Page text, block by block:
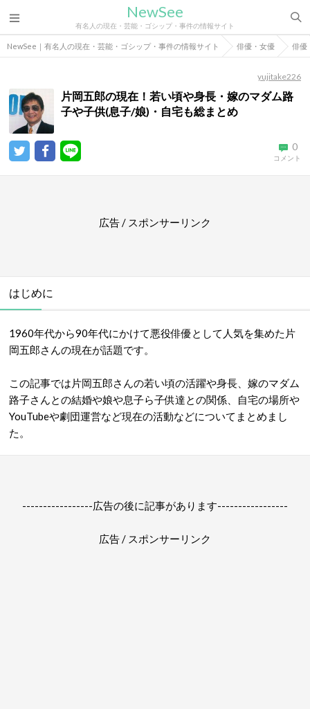
NewSee
有名人の現在・芸能・ゴシップ・事件の情報サイト
NewSee｜有名人の現在・芸能・ゴシップ・事件の情報サイト 俳優・女優 俳優
yujitake226
片岡五郎の現在！若い頃や身長・嫁のマダム路
子や子供(息子/娘)・自宅も総まとめ
0
コメント
広告 / スポンサーリンク
はじめに
1960年代から90年代にかけて悪役俳優として人気を集めた片
岡五郎さんの現在が話題です。
この記事では片岡五郎さんの若い頃の活躍や身長、嫁のマダム
路子さんとの結婚や娘や息子ら子供達との関係、自宅の場所や
YouTubeや劇団運営など現在の活動などについてまとめまし
た。
-----------------広告の後に記事があります-----------------
広告 / スポンサーリンク